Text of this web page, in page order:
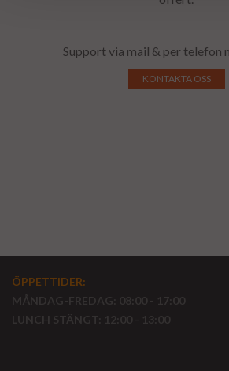
Support via mail & per telefon
KONTAKTA OSS
ÖPPETTIDER:
MÅNDAG-FREDAG: 08:00 - 17:00
LUNCH STÄNGT: 12:00 - 13:00